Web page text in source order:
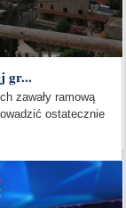
gr...
zawały ramową
ostatecznie